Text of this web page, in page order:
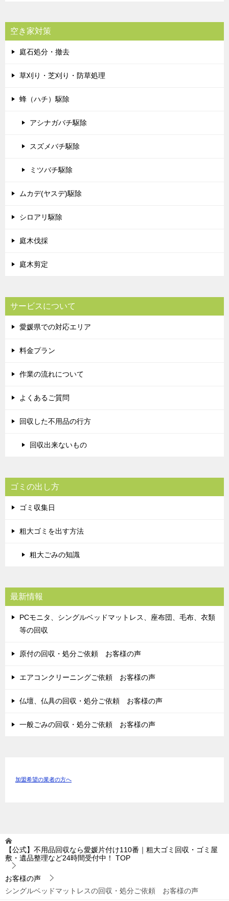
空き家対策
庭石処分・撤去
草刈り・芝刈り・防草処理
蜂（ハチ）駆除
アシナガバチ駆除
スズメバチ駆除
ミツバチ駆除
ムカデ(ヤスデ)駆除
シロアリ駆除
庭木伐採
庭木剪定
サービスについて
愛媛県での対応エリア
料金プラン
作業の流れについて
よくあるご質問
回収した不用品の行方
回収出来ないもの
ゴミの出し方
ゴミ収集日
粗大ゴミを出す方法
粗大ごみの知識
最新情報
PCモニタ、シングルベッドマットレス、座布団、毛布、衣類
等の回収
原付の回収・処分ご依頼 お客様の声
エアコンクリーニングご依頼 お客様の声
仏壇、仏具の回収・処分ご依頼 お客様の声
一般ごみの回収・処分ご依頼 お客様の声
加盟希望の業者の方へ
【公式】不用品回収なら愛媛片付け110番｜粗大ゴミ回収・ゴミ屋
敷・遺品整理など24時間受付中！
TOP
お客様の声
シングルベッドマットレスの回収・処分ご依頼 お客様の声